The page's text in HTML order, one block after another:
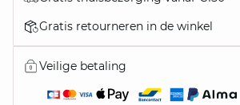
Gratis retourneren in de winkel
Veilige betaling